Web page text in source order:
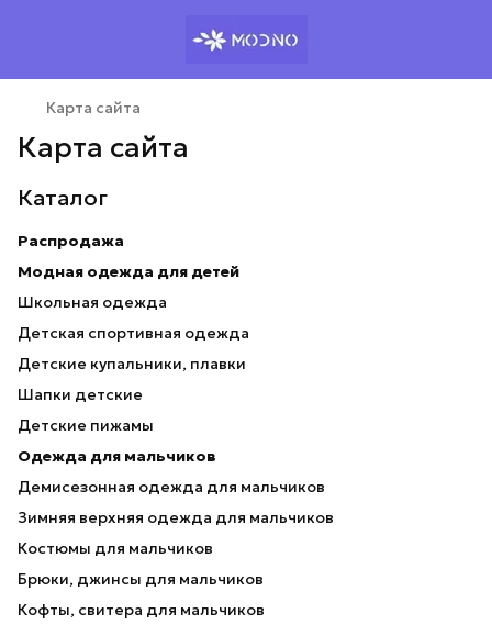
Карта сайта
Карта сайта
Каталог
Распродажа
Модная одежда для детей
Школьная одежда
Детская спортивная одежда
Детские купальники, плавки
Шапки детские
Детские пижамы
Одежда для мальчиков
Демисезонная одежда для мальчиков
Зимняя верхняя одежда для мальчиков
Костюмы для мальчиков
Брюки, джинсы для мальчиков
Кофты, свитера для мальчиков